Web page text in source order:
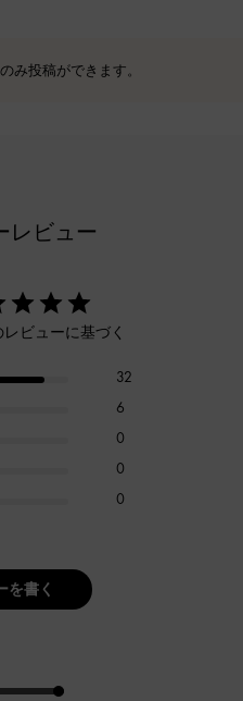
み投稿ができます。
レビュー
ビューに基づく
32
6
0
0
0
を書く